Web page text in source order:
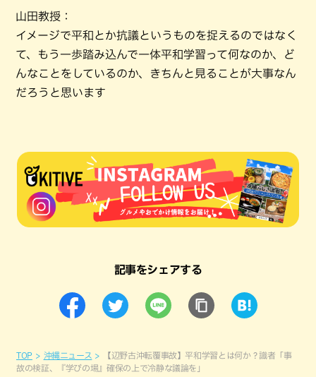
山田教授：
イメージで平和とか抗議というものを捉えるのではなく
て、もう一歩踏み込んで一体平和学習って何なのか、ど
んなことをしているのか、きちんと見ることが大事なん
だろうと思います
記事をシェアする
TOP 沖縄ニュース
【辺野古沖転覆事故】平和学習とは何か？識者「事
故の検証、『学びの場』確保の上で冷静な議論を」